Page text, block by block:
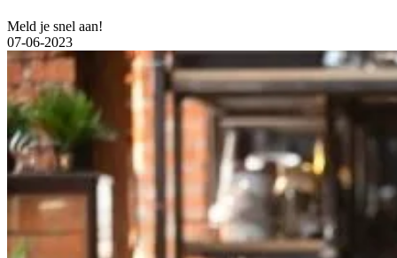
Meld je snel aan!
07-06-2023